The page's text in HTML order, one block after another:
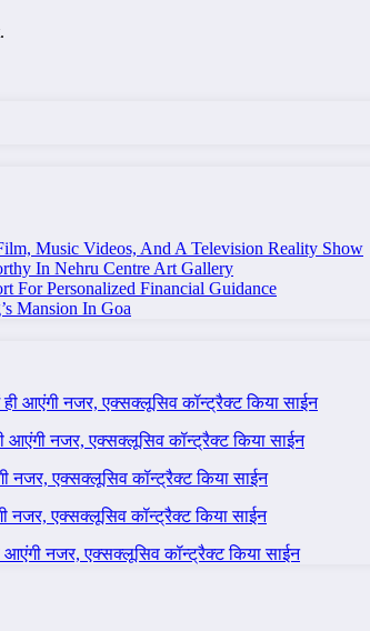
Music Videos, And A Television Reality Show
In Nehru Centre Art Gallery
For Personalized Financial Guidance
Mansion In Goa
ही आएंगी नजर, एक्सक्लूसिव कॉन्ट्रैक्ट किया साईन
आएंगी नजर, एक्सक्लूसिव कॉन्ट्रैक्ट किया साईन
नजर, एक्सक्लूसिव कॉन्ट्रैक्ट किया साईन
नजर, एक्सक्लूसिव कॉन्ट्रैक्ट किया साईन
आएंगी नजर, एक्सक्लूसिव कॉन्ट्रैक्ट किया साईन